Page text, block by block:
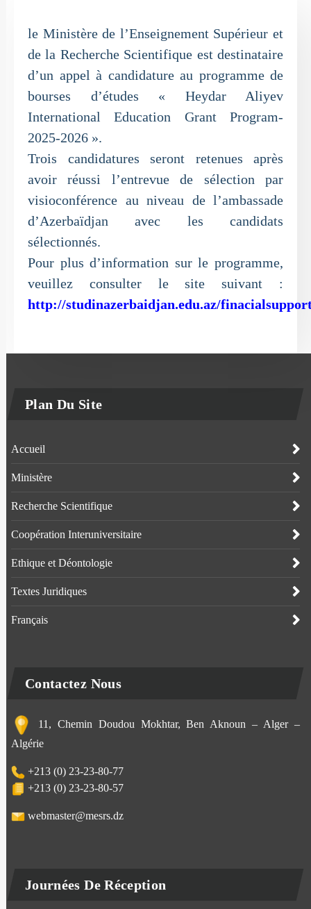
le Ministère de l’Enseignement Supérieur et
de la Recherche Scientifique est destinataire
d’un appel à candidature au programme de
bourses d’études « Heydar Aliyev
International Education Grant Program-
2025-2026 ».
Trois candidatures seront retenues après
avoir réussi l’entrevue de sélection par
visioconférence au niveau de l’ambassade
d’Azerbaïdjan avec les candidats
sélectionnés.
Pour plus d’information sur le programme,
veuillez consulter le site suivant :
http://studinazerbaidjan.edu.az/
Plan Du Site
Accueil
Ministère
Recherche Scientifique
Coopération Interuniversitaire
Ethique et Déontologie
Textes Juridiques
Français
Contactez Nous
11, Chemin Doudou Mokhtar, Ben Aknoun – Alger –
Algérie
+213 (0) 23-23-80-77
+213 (0) 23-23-80-57
webmaster@mesrs.dz
Journées De Réception